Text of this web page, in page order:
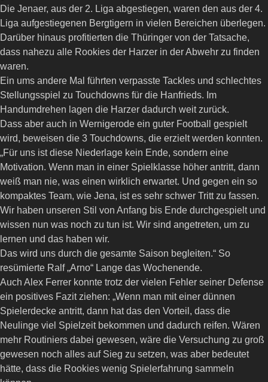
Die Jenaer, aus der 2. Liga abgestiegen, waren den aus der 4.
Liga aufgestiegenen Bergtigern in vielen Bereichen überlegen.
Darüber hinaus profitierten die Thüringer von der Tatsache,
dass nahezu alle Rookies der Harzer in der Abwehr zu finden
waren.
Ein ums andere Mal führten verpasste Tackles und schlechtes
Stellungsspiel zu Touchdowns für die Hanfrieds. Im
Handumdrehen lagen die Harzer dadurch weit zurück.
Dass aber auch in Wernigerode ein guter Football gespielt
wird, beweisen die 3 Touchdowns, die erzielt werden konnten.
„Für uns ist diese Niederlage kein Ende, sondern eine
Motivation. Wenn man in einer Spielklasse höher antritt, dann
weiß man nie, was einen wirklich erwartet. Und gegen ein so
kompaktes Team, wie Jena, ist es sehr schwer Tritt zu fassen.
Wir haben unseren Stil von Anfang bis Ende durchgespielt und
wissen nun was noch zu tun ist. Wir sind angetreten, um zu
lernen und das haben wir.
Das wird uns durch die gesamte Saison begleiten.“ So
resümierte Ralf „Arno“ Lange das Wochenende.
Auch Alex Ferrer konnte trotz der vielen Fehler seiner Defense
ein positives Fazit ziehen: „Wenn man mit einer dünnen
Spielerdecke antritt, dann hat das den Vorteil, dass die
Neulinge viel Spielzeit bekommen und dadurch reifen. Wären
mehr Routiniers dabei gewesen, wäre die Versuchung zu groß
gewesen noch alles auf Sieg zu setzen, was aber bedeutet
hätte, dass die Rookies wenig Spielerfahrung sammeln